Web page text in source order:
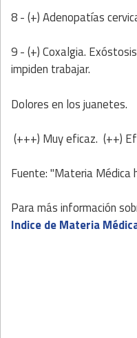
8 - (+) Adenopatías
9 - (+) Coxalgia.
impiden trabajar.
Dolores en los juanetes.
(+++) Muy eficaz. (++)
Fuente: "Materia Médica
Para más información
Indice de Materia